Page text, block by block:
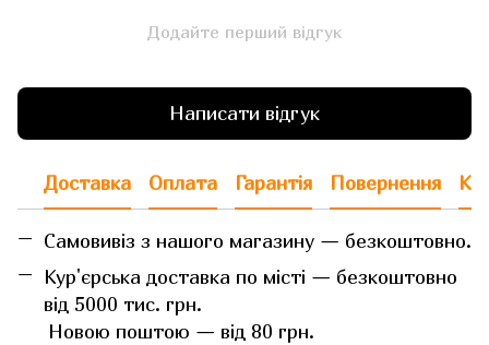
Додайте перший відгук
Написати відгук
Доставка Оплата Гарантія Повернення
Самовивіз з нашого магазину — безкоштовно.
Кур'єрська доставка по місті — безкоштовно
від 5000 тис. грн.
Новою поштою — від 80 грн.